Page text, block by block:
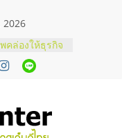
2026
คล่องให้ธุรกิจ
หารสถานี
จับคู่แฟรน